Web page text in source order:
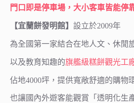
門口即是停車場，大小客車皆能停
【宜蘭餅發明館】 設立於2009年
為全國第一家結合在地人文、休閒
以及教育知趣的旗艦級糕餅觀光工
佔地4000坪，提供寬敞舒適的購物
也讓國內外遊客能觀賞「透明化生